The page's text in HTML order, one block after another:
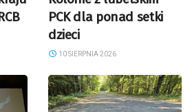
PCK dla ponad setki
dzieci
10 SIERPNIA 2026